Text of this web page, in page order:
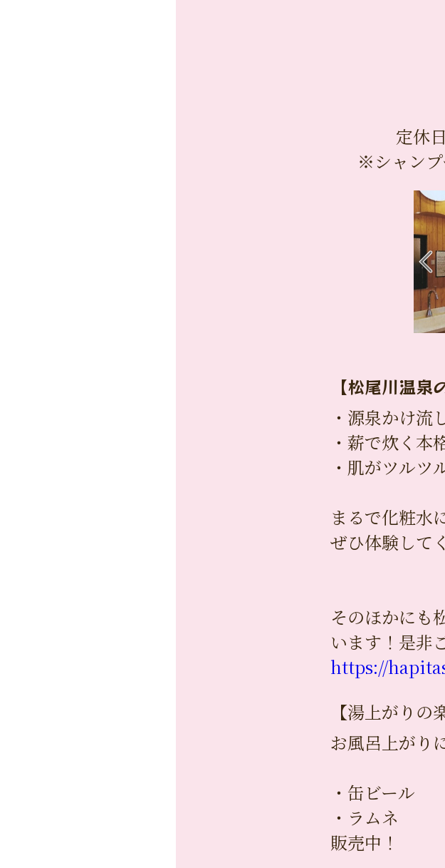
※
定休
※シャンプ
【松尾川温泉
・源泉かけ流
・薪で炊く本
・肌がツルツ
まるで化粧水
ぜひ体験して
そのほかにも
います！是非
https://
【湯上がりの
お風呂上がり
・缶ビール
・ラムネ
販売中！